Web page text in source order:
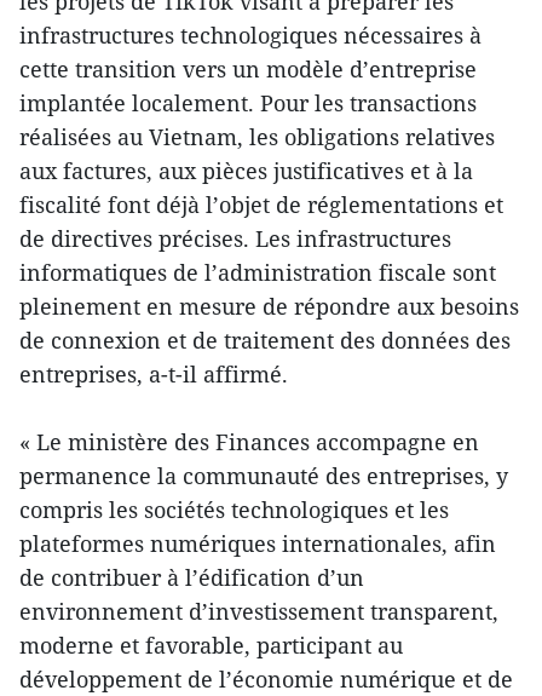
infrastructures technologiques nécessaires à
cette transition vers un modèle d’entreprise
implantée localement. Pour les transactions
réalisées au Vietnam, les obligations relatives
aux factures, aux pièces justificatives et à la
fiscalité font déjà l’objet de réglementations et
de directives précises. Les infrastructures
informatiques de l’administration fiscale sont
pleinement en mesure de répondre aux besoins
de connexion et de traitement des données des
entreprises, a-t-il affirmé.
« Le ministère des Finances accompagne en
permanence la communauté des entreprises, y
compris les sociétés technologiques et les
plateformes numériques internationales, afin
de contribuer à l’édification d’un
environnement d’investissement transparent,
moderne et favorable, participant au
développement de l’économie numérique et de